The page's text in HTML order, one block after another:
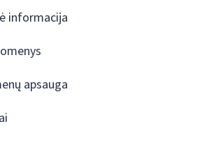
informacija
apsauga